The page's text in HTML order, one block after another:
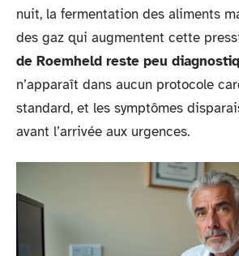
nuit, la fermentation des aliments
des gaz qui augmentent cette
de Roemheld reste peu
n’apparaît dans aucun protocole
standard, et les symptômes
avant l’arrivée aux urgences.